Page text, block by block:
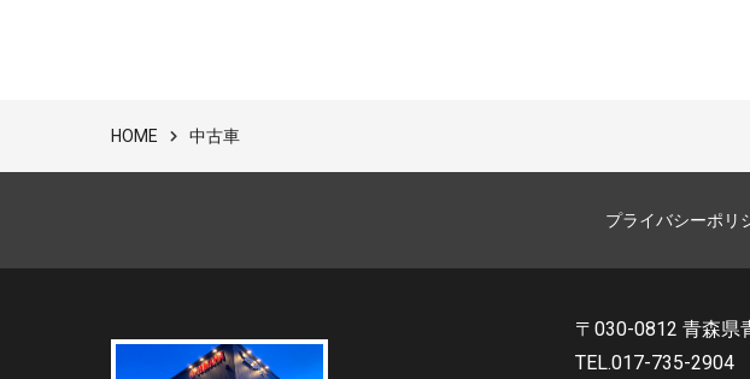
HOME 中古車
プライバシーポリ
〒030-0812 青森県
TEL.017-735-2904